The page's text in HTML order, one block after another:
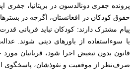
پرونده جفری دونالدسون در بریتانیا،
حقوق کودکان در افغانستان، اگرچه در
پیام مشترک دارند: کودکان نباید قربانی
یا سوءاستفاده از باورهای دینی شوند.
قانون بدون تبعیض اجرا شود، قربانیان مورد
صرف‌نظر از موقعیت و نفوذشان، پاسخگوی